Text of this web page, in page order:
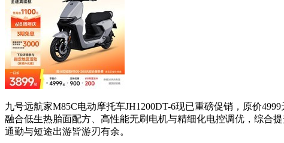
九号远航家M85C电动摩托车JH1200DT-6现已重磅促销，原价
融合低生热胎面配方、高性能无刷电机与精细化电控调优，综合
通勤与短途出游皆游刃有余。